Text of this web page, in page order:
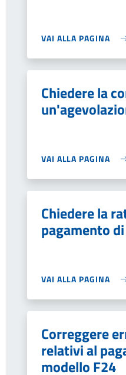
VAI ALLA PAGINA
Chiedere la
VAI ALLA PAGINA
Chiedere la
pagamento
VAI ALLA PAGINA
Correggere
relativi al
modello F24